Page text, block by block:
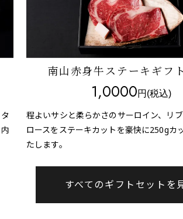
南山赤身牛ステーキギフ
1,0000円(税込)
程よいサシと柔らかさのサーロイン、リ
ロースをステーキカットを豪快に250gカ
たします。
すべてのギフト セット を